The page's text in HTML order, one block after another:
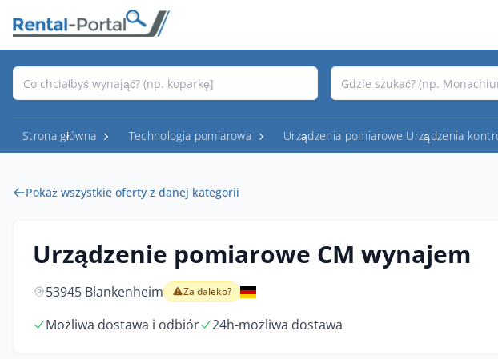
Strona główna Technologia pomiarowa Urządzenia pomiarowe Urządzenia
Pokaż wszystkie oferty z danej kategorii
Urządzenie pomiarowe CM wynajem
53945 Blankenheim Za daleko?
Możliwa dostawa i odbiór 24h-możliwa dostawa